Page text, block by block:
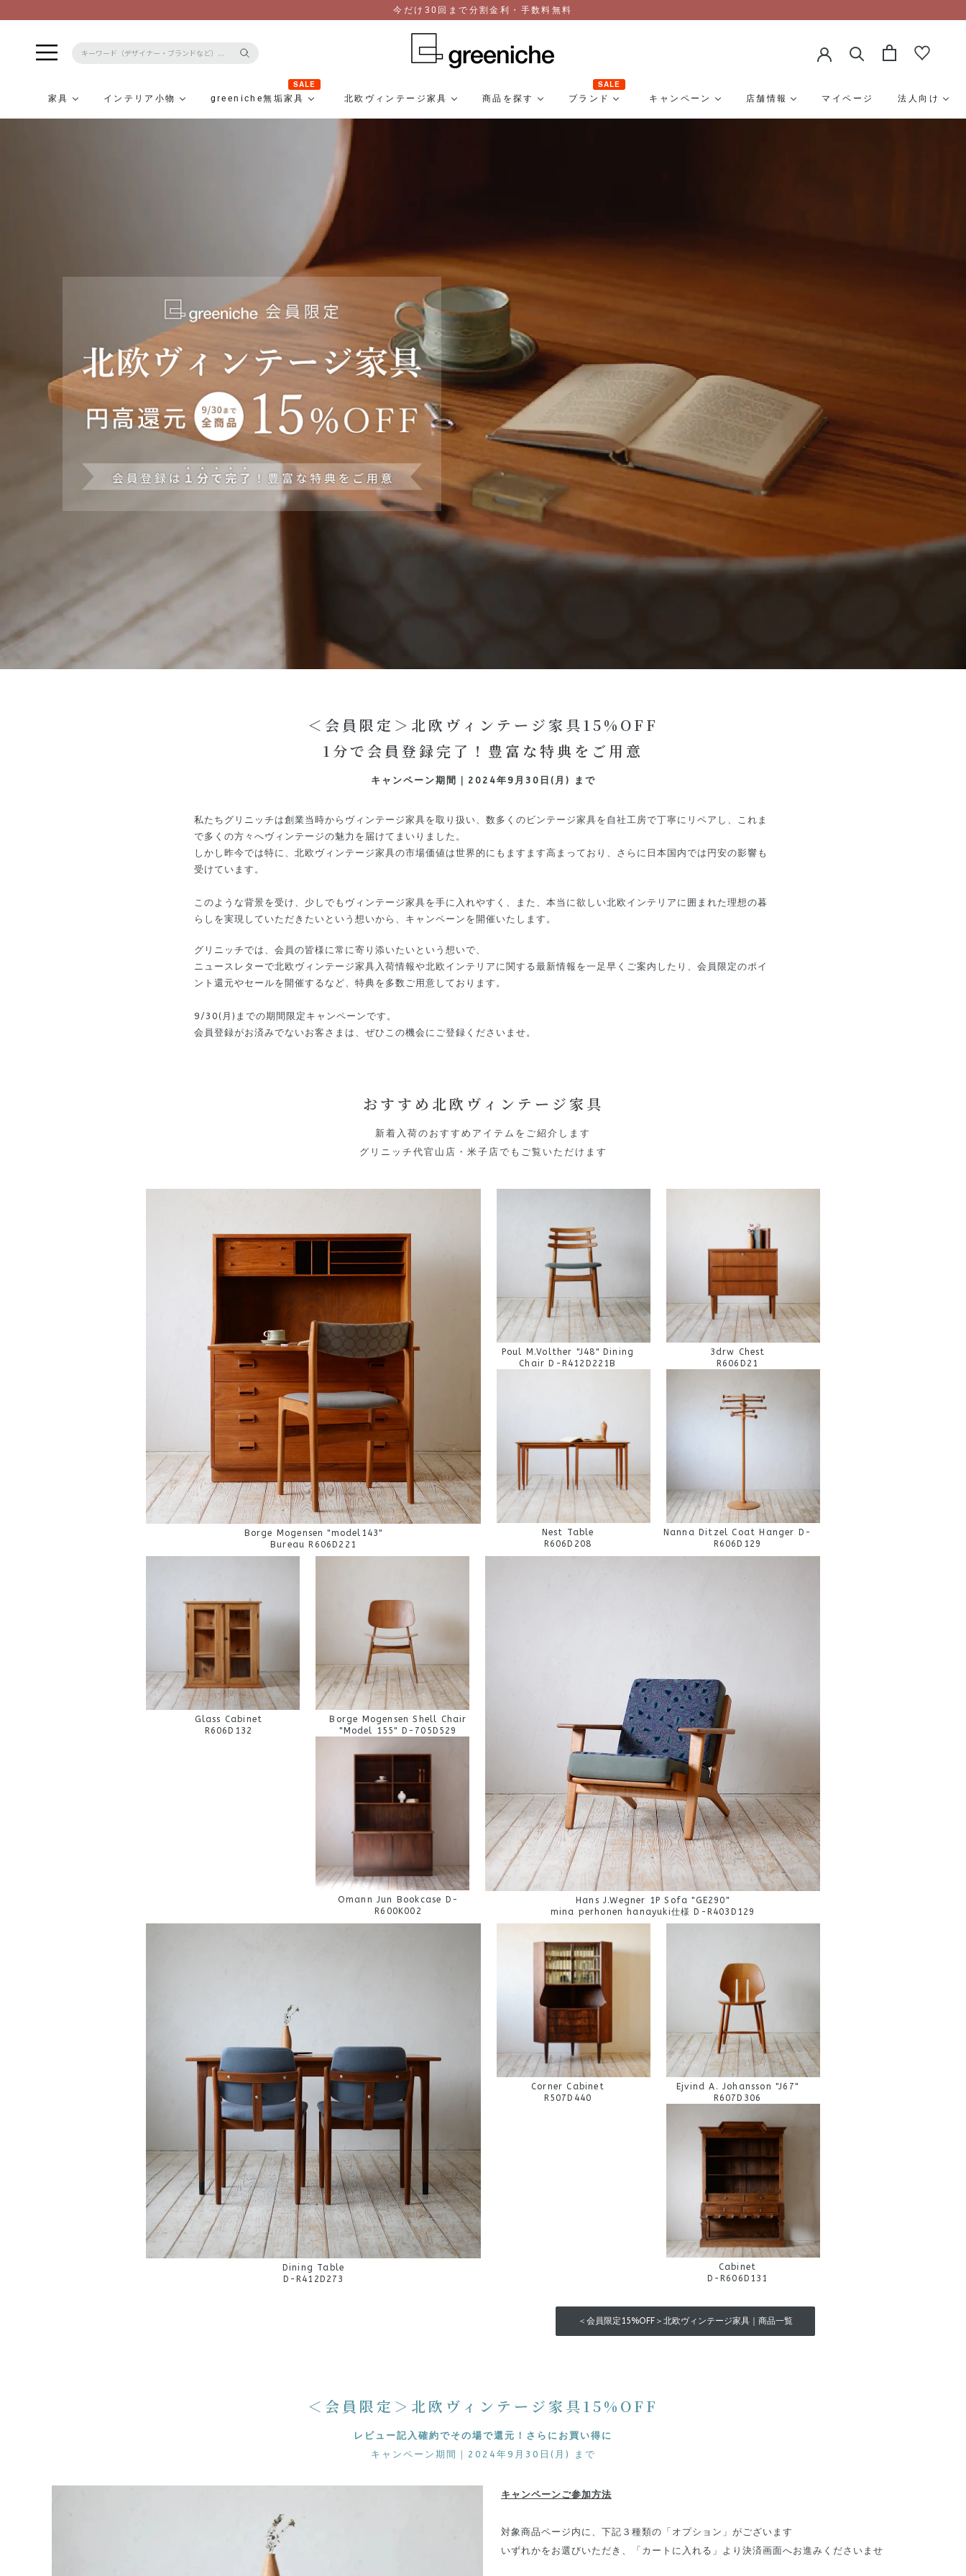
今だけ30回まで分割金利・手数料無料
家具 インテリア小物 greeniche無垢家具
SALE
北欧ヴィンテージ家具
商品を探す ブランド
SALE
キャンペーン
店舗情報 マイページ 法人向け
＜会員限定＞北欧ヴィンテージ家具15%OFF
1分で会員登録完了！豊富な特典をご用意
キャンペーン期間｜2024年9月30日(月) まで
私たちグリニッチは創業当時からヴィンテージ家具を取り扱い、数多くのビンテージ家具を自社工房で丁寧にリペアし、これま
で多くの方々へヴィンテージの魅力を届けてまいりました。
しかし昨今では特に、北欧ヴィンテージ家具の市場価値は世界的にもますます高まっており、さらに日本国内では円安の影響も
受けています。
このような背景を受け、少しでもヴィンテージ家具を手に入れやすく、また、本当に欲しい北欧インテリアに囲まれた理想の暮
らしを実現していただきたいという想いから、キャンペーンを開催いたします。
グリニッチでは、会員の皆様に常に寄り添いたいという想いで、
ニュースレターで北欧ヴィンテージ家具入荷情報や北欧インテリアに関する最新情報を一足早くご案内したり、会員限定のポイ
ント還元やセールを開催するなど、特典を多数ご用意しております。
9/30(月)までの期間限定キャンペーンです。
会員登録がお済みでないお客さまは、ぜひこの機会にご登録くださいませ。
おすすめ北欧ヴィンテージ家具
新着入荷のおすすめアイテムをご紹介します
グリニッチ代官山店・米子店でもご覧いただけます
Borge Mogensen "model143"
Bureau R606D221
Poul M.Volther "J48" Dining
Chair D-R412D221B
Nest Table
R606D208
3drw Chest
R606D21
Nanna Ditzel Coat Hanger D-
R606D129
Glass Cabinet
R606D132
Borge Mogensen Shell Chair
"Model 155" D-705D529
Omann Jun Bookcase D-
R600K002
Hans J.Wegner 1P Sofa "GE290"
mina perhonen hanayuki仕様 D-R403D129
Dining Table
D-R412D273
Corner Cabinet
R507D440
Ejvind A. Johansson "J67"
R607D306
Cabinet
D-R606D131
＜会員限定15%OFF＞北欧ヴィンテージ家具｜商品一覧
＜会員限定＞北欧ヴィンテージ家具15%OFF
レビュー記入確約でその場で還元！さらにお買い得に
キャンペーン期間｜2024年9月30日(月) まで
キャンペーンご参加方法
対象商品ページ内に、下記３種類の「オプション」がございます
いずれかをお選びいただき、「カートに入れる」より決済画面へお進みくださいませ